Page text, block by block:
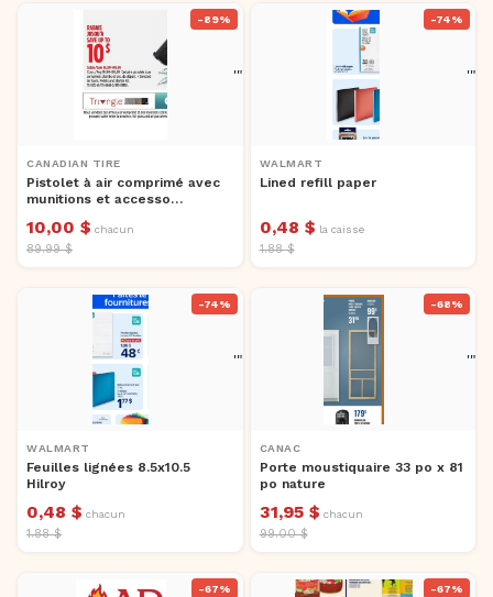
-89%
'">
CANADIAN TIRE
Pistolet à air comprimé avec
munitions et accesso…
10,00 $ chacun
89.99 $
-74%
'">
WALMART
Lined refill paper
0,48 $ la caisse
1.88 $
-74%
'">
WALMART
Feuilles lignées 8.5x10.5
Hilroy
0,48 $ chacun
1.88 $
-68%
'">
CANAC
Porte moustiquaire 33 po x 81
po nature
31,95 $ chacun
99.00 $
-67% -67%